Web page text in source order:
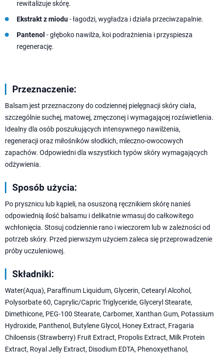
rewitalizuje skórę.
Ekstrakt z miodu- łagodzi, wygładza i działa przeciwzapalnie.
Pantenol - głęboko nawilża, koi podrażnienia i przyspiesza
regenerację.
Przeznaczenie:
Balsam jest przeznaczony do codziennej pielęgnacji skóry ciała,
szczególnie suchej, matowej, zmęczonej i wymagającej rozświetlenia.
Idealny dla osób poszukujących intensywnego nawilżenia,
regeneracji oraz miłośników słodkich, mleczno-owocowych
zapachów. Odpowiedni dla wszystkich typów skóry wymagających
odżywienia.
Sposób użycia:
Po prysznicu lub kąpieli, na osuszoną ręcznikiem skórę nanieś
odpowiednią ilość balsamu i delikatnie wmasuj do całkowitego
wchłonięcia. Stosuj codziennie rano i wieczorem lub w zależności od
potrzeb skóry. Przed pierwszym użyciem zaleca się przeprowadzenie
próby uczuleniowej.
Składniki:
Water(Aqua), Paraffinum Liquidum, Glycerin, Cetearyl Alcohol,
Polysorbate 60, Caprylic/Capric Triglyceride, Glyceryl Stearate,
Dimethicone, PEG-100 Stearate, Carbomer, Xanthan Gum, Potassium
Hydroxide, Panthenol, Butylene Glycol, Honey Extract, Fragaria
Chiloensis (Strawberry) Fruit Extract, Propolis Extract, Milk Protein
Extract, Royal Jelly Extract, Disodium EDTA, Phenoxyethanol,